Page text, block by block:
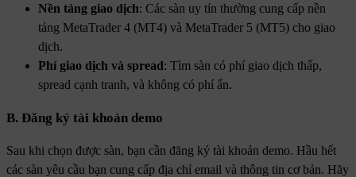
Nền tảng giao dịch: Các sàn uy tín thường cung cấp nền
tảng MetaTrader 4 (MT4) và MetaTrader 5 (MT5) cho giao
dịch.
Phí giao dịch và spread: Tìm sàn có phí giao dịch thấp,
spread cạnh tranh, và không có phí ẩn.
B. Đăng ký tài khoản demo
Sau khi chọn được sàn, bạn cần đăng ký tài khoản demo. Hầu hết
các sàn yêu cầu bạn cung cấp địa chỉ email và thông tin cơ bản. Hãy